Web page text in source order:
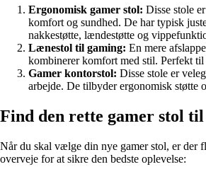
Ergonomisk gamer stol: Disse stole
komfort og sundhed. De har typisk
nakkestøtte, lændestøtte og
Lænestol til gaming: En mere
kombinerer komfort med stil. Perfekt til
Gamer kontorstol: Disse stole er
arbejde. De tilbyder ergonomisk støtte
Find den rette gamer stol
Når du skal vælge din nye gamer stol, er der
overveje for at sikre den bedste oplevelse: